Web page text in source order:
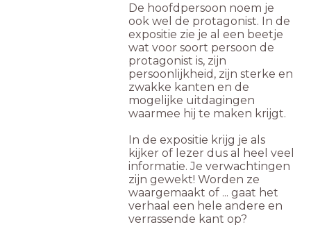
De hoofdpersoon noem je
ook wel de protagonist. In de
expositie zie je al een beetje
wat voor soort persoon de
protagonist is, zijn
persoonlijkheid, zijn sterke en
zwakke kanten en de
mogelijke uitdagingen
waarmee hij te maken krijgt.
In de expositie krijg je als
kijker of lezer dus al heel veel
informatie. Je verwachtingen
zijn gewekt! Worden ze
waargemaakt of ... gaat het
verhaal een hele andere en
verrassende kant op?